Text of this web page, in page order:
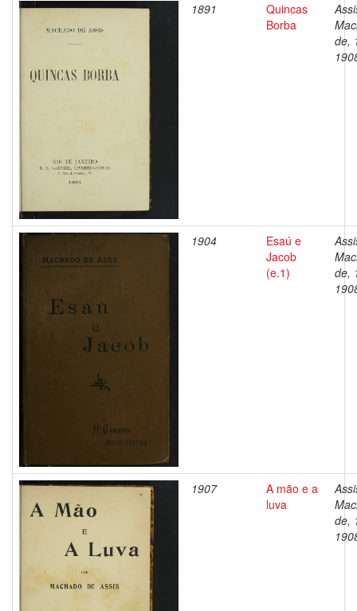
1891
Quincas
Borba
de,
1904
Esaú e
Jacob
(e.1)
de,
1907
A mão e a
luva
de,